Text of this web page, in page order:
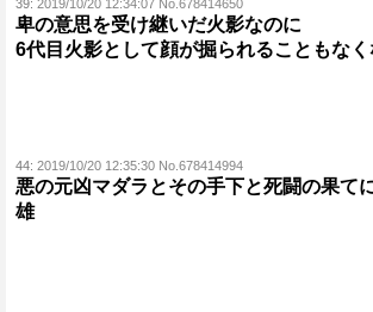
39: 2019/10/20 12:34:07 No.678414650
卑の意思を受け継いだ火影なのに
6代目火影として顔が掘られることもな
44: 2019/10/20 12:35:30 No.678414994
悪の元凶マダラとその手下と死闘の果て
雄